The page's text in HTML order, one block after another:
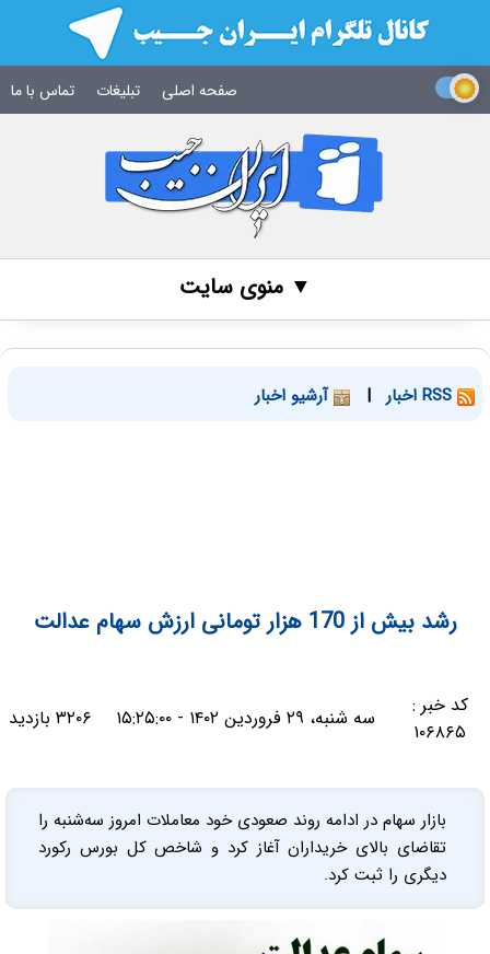
صفحه اصلی تبلیغات تماس با ما
▼ منوی سایت
| آرشیو اخبار
رشد بیش از 170 هزار تومانی ارزش سهام عدالت
کد خبر :
۱۰۶۸۶۵
سه شنبه، ۲۹ فروردین ۱۴۰۲ - ۱۵:۲۵:۰۰ ۳۲۰۶ بازدید
بازار سهام در ادامه روند صعودی خود معاملات امروز سه‌شنبه را
تقاضای بالای خریداران آغاز کرد و شاخص کل بورس رکورد
دیگری را ثبت کرد.